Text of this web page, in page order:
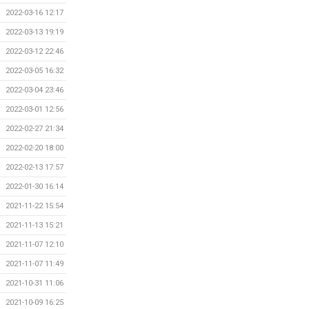
2022-03-16 12:17
2022-03-13 19:19
2022-03-12 22:46
2022-03-05 16:32
2022-03-04 23:46
2022-03-01 12:56
2022-02-27 21:34
2022-02-20 18:00
2022-02-13 17:57
2022-01-30 16:14
2021-11-22 15:54
2021-11-13 15:21
2021-11-07 12:10
2021-11-07 11:49
2021-10-31 11:06
2021-10-09 16:25